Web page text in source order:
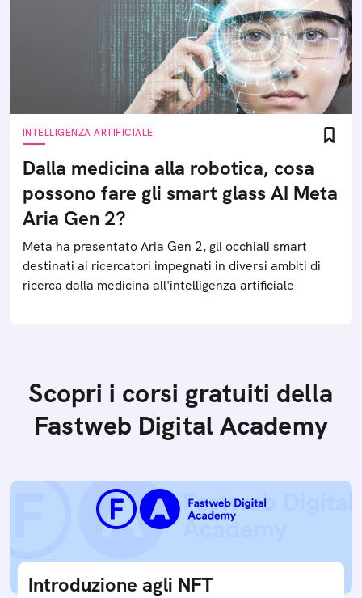
INTELLIGENZA ARTIFICIALE
Dalla medicina alla robotica, cosa
possono fare gli smart glass AI Meta
Aria Gen 2?
Meta ha presentato Aria Gen 2, gli occhiali smart
destinati ai ricercatori impegnati in diversi ambiti di
ricerca dalla medicina all'intelligenza artificiale
Scopri i corsi gratuiti della
Fastweb Digital Academy
Introduzione agli NFT